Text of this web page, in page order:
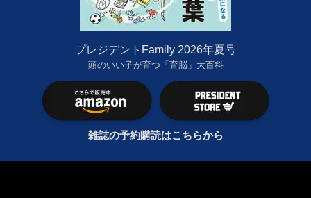
プレジデントFamily 2026年夏号
頭のいい子が育つ「育脳」大百科
雑誌の予約購読はこちらから